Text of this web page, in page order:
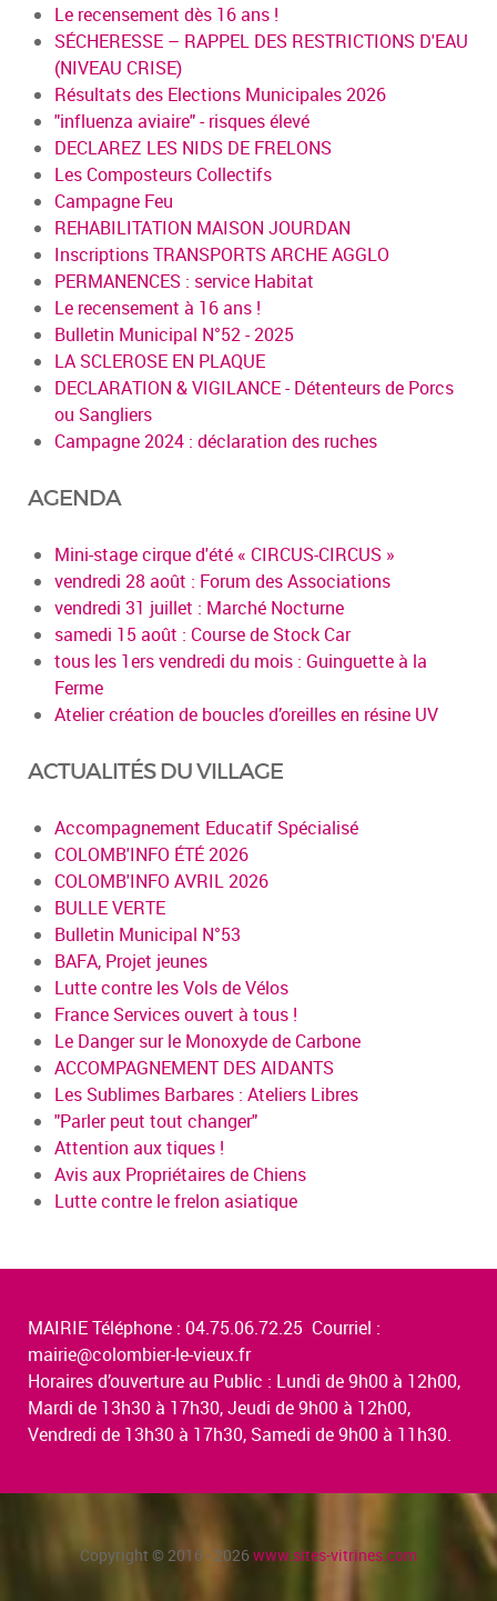
Le recensement dès 16 ans !
SÉCHERESSE – RAPPEL DES RESTRICTIONS D'EAU
(NIVEAU CRISE)
Résultats des Elections Municipales 2026
"influenza aviaire" - risques élevé
DECLAREZ LES NIDS DE FRELONS
Les Composteurs Collectifs
Campagne Feu
REHABILITATION MAISON JOURDAN
Inscriptions TRANSPORTS ARCHE AGGLO
PERMANENCES : service Habitat
Le recensement à 16 ans !
Bulletin Municipal N°52 - 2025
LA SCLEROSE EN PLAQUE
DECLARATION & VIGILANCE - Détenteurs de Porcs
ou Sangliers
Campagne 2024 : déclaration des ruches
AGENDA
Mini-stage cirque d'été « CIRCUS-CIRCUS »
vendredi 28 août : Forum des Associations
vendredi 31 juillet : Marché Nocturne
samedi 15 août : Course de Stock Car
tous les 1ers vendredi du mois : Guinguette à la
Ferme
Atelier création de boucles d’oreilles en résine UV
ACTUALITÉS DU VILLAGE
Accompagnement Educatif Spécialisé
COLOMB'INFO ÉTÉ 2026
COLOMB'INFO AVRIL 2026
BULLE VERTE
Bulletin Municipal N°53
BAFA, Projet jeunes
Lutte contre les Vols de Vélos
France Services ouvert à tous !
Le Danger sur le Monoxyde de Carbone
ACCOMPAGNEMENT DES AIDANTS
Les Sublimes Barbares : Ateliers Libres
"Parler peut tout changer"
Attention aux tiques !
Avis aux Propriétaires de Chiens
Lutte contre le frelon asiatique
MAIRIE Téléphone : 04.75.06.72.25 Courriel :
mairie@colombier-le-vieux.fr
Horaires d’ouverture au Public : Lundi de 9h00 à 12h00,
Mardi de 13h30 à 17h30, Jeudi de 9h00 à 12h00,
Vendredi de 13h30 à 17h30, Samedi de 9h00 à 11h30.
Copyright © 2016 - 2026www.sites-vitrines.com